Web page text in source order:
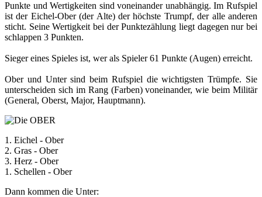
Punkte und Wertigkeiten sind voneinander unabhängig. Im Rufspiel
ist der Eichel-Ober (der Alte) der höchste Trumpf, der alle anderen
sticht. Seine Wertigkeit bei der Punktezählung liegt dagegen nur bei
schlappen 3 Punkten.
Sieger eines Spieles ist, wer als Spieler 61 Punkte (Augen) erreicht.
Ober und Unter sind beim Rufspiel die wichtigsten Trümpfe. Sie
unterscheiden sich im Rang (Farben) voneinander, wie beim Militär
(General, Oberst, Major, Hauptmann).
1. Eichel - Ober
2. Gras - Ober
3. Herz - Ober
1. Schellen - Ober
Dann kommen die Unter: